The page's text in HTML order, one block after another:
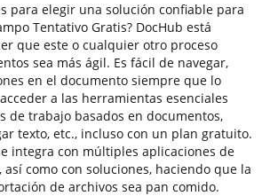
para elegir una solución confiable para
Tentativo Gratis? DocHub está
que este o cualquier otro proceso
sea más ágil. Es fácil de navegar,
en el documento siempre que lo
a las herramientas esenciales
de trabajo basados en documentos,
texto, etc., incluso con un plan gratuito.
integra con múltiples aplicaciones de
así como con soluciones, haciendo que la
de archivos sea pan comido.